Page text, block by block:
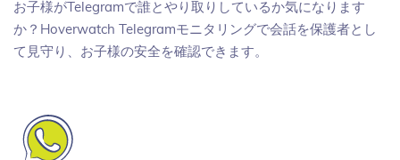
お子様がTelegramで誰とやり取りしているか気になります
か？Hoverwatch Telegramモニタリングで会話を保護者とし
て見守り、お子様の安全を確認できます。